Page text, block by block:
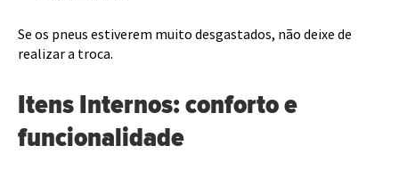
Se os pneus estiverem muito desgastados, não deixe de
realizar a troca.
Itens Internos: conforto e
funcionalidade